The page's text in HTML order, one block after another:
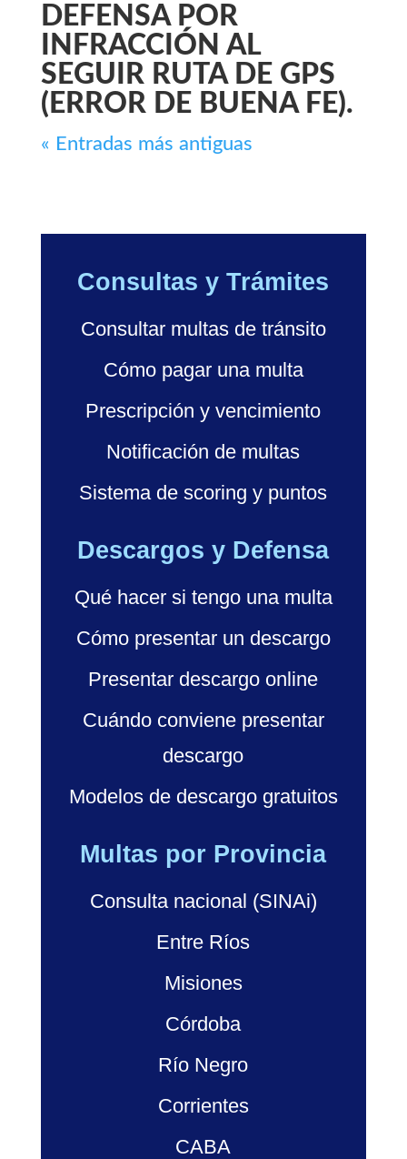
DEFENSA POR
INFRACCIÓN AL
SEGUIR RUTA DE GPS
(ERROR DE BUENA FE).
« Entradas más antiguas
Consultas y Trámites
Consultar multas de tránsito
Cómo pagar una multa
Prescripción y vencimiento
Notificación de multas
Sistema de scoring y puntos
Descargos y Defensa
Qué hacer si tengo una multa
Cómo presentar un descargo
Presentar descargo online
Cuándo conviene presentar
descargo
Modelos de descargo gratuitos
Multas por Provincia
Consulta nacional (SINAi)
Entre Ríos
Misiones
Córdoba
Río Negro
Corrientes
CABA